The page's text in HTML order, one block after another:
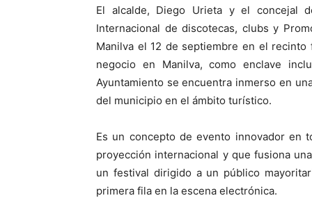
El alcalde, Diego Urieta y el concejal
Internacional de discotecas, clubs y
Manilva el 12 de septiembre en el
negocio en Manilva, como enclave
Ayuntamiento se encuentra inmerso en
del municipio en el ámbito turístico.
Es un concepto de evento innovador en
proyección internacional y que fusiona
un festival dirigido a un público
primera fila en la escena electrónica.